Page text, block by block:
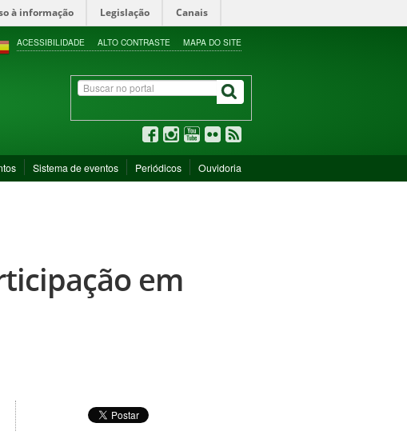
à informação Legislação Canais
ACESSIBILIDADE ALTO CONTRASTE MAPA DO SITE
Sistema de eventos Periódicos Ouvidoria
em